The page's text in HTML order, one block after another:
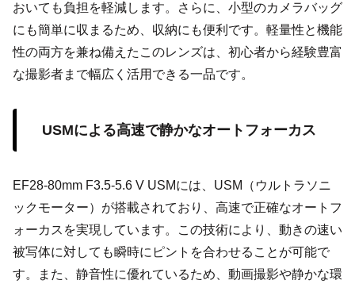
おいても負担を軽減します。さらに、小型のカメラバッグ
にも簡単に収まるため、収納にも便利です。軽量性と機能
性の両方を兼ね備えたこのレンズは、初心者から経験豊富
な撮影者まで幅広く活用できる一品です。
USMによる高速で静かなオートフォーカス
EF28-80mm F3.5-5.6 V USMには、USM（ウルトラソニ
ックモーター）が搭載されており、高速で正確なオートフ
ォーカスを実現しています。この技術により、動きの速い
被写体に対しても瞬時にピントを合わせることが可能で
す。また、静音性に優れているため、動画撮影や静かな環